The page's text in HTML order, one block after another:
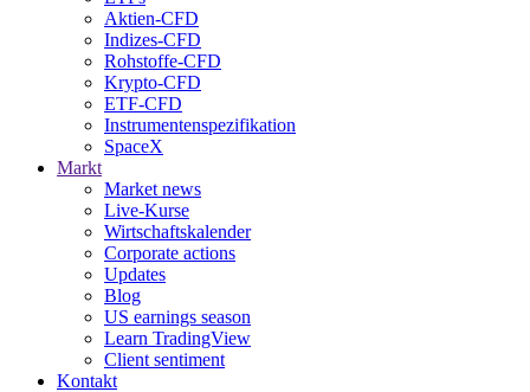
Aktien-CFD
Indizes-CFD
Rohstoffe-CFD
Krypto-CFD
ETF-CFD
Instrumentenspezifikation
SpaceX
Markt
Market news
Live-Kurse
Wirtschaftskalender
Corporate actions
Updates
Blog
US earnings season
Learn TradingView
Client sentiment
Kontakt